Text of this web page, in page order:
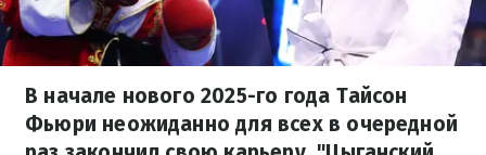
В начале нового 2025-го года Тайсон
Фьюри неожиданно для всех в очередной